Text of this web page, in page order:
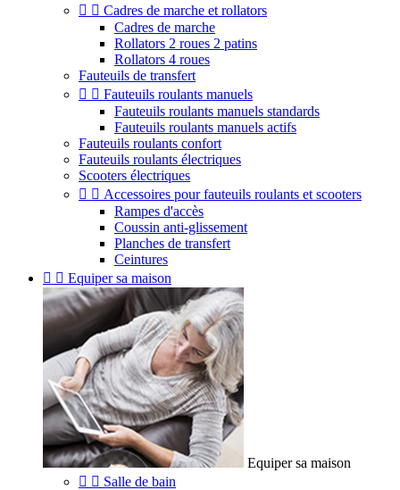
  Cadres de marche et rollators
Cadres de marche
Rollators 2 roues 2 patins
Rollators 4 roues
Fauteuils de transfert
  Fauteuils roulants manuels
Fauteuils roulants manuels standards
Fauteuils roulants manuels actifs
Fauteuils roulants confort
Fauteuils roulants électriques
Scooters électriques
  Accessoires pour fauteuils roulants et scooters
Rampes d'accès
Coussin anti-glissement
Planches de transfert
Ceintures
  Equiper sa maison
Equiper sa maison
  Salle de bain